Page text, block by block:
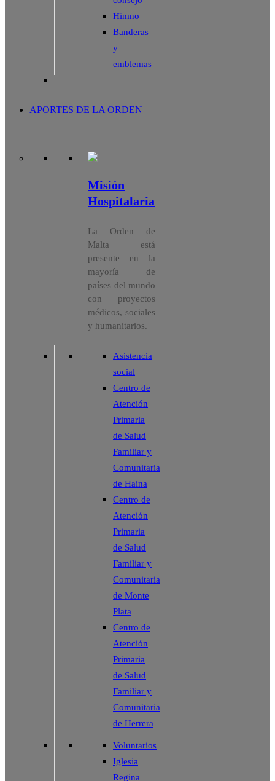
Himno
Banderas
y
emblemas
APORTES DE LA ORDEN
Misión
Hospitalaria
La Orden de
Malta está
presente en la
mayoría de
países del mundo
con proyectos
médicos, sociales
y humanitarios.
Asistencia
social
Centro de
Atención
Primaria
de Salud
Familiar y
Comunitaria
de Haina
Centro de
Atención
Primaria
de Salud
Familiar y
Comunitaria
de Monte
Plata
Centro de
Atención
Primaria
de Salud
Familiar y
Comunitaria
de Herrera
Voluntarios
Iglesia
Regina